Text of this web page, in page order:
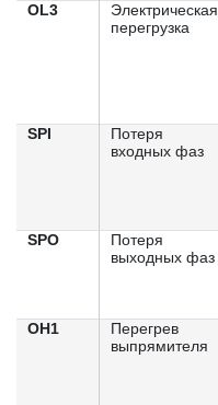
OL3
Электрическая
перегрузка
SPI
Потеря
входных фаз
SPO
Потеря
выходных фаз
OH1
Перегрев
выпрямителя